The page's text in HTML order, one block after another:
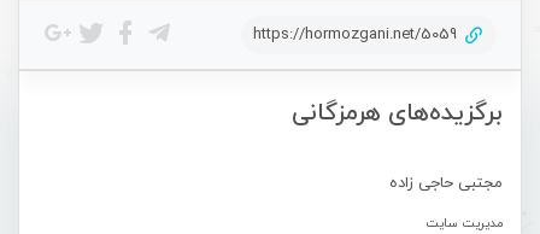
برگزیده‌های هرمزگانی
مجتبی حاجی زاده
مدیریت سایت
https://hormozgani.net/5059